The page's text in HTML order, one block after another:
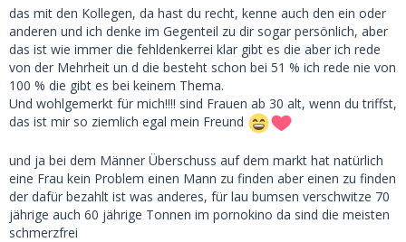
18-jährige SBs können auch ziemlich naiv und nervig sein
und dich in Gesellschaft nicht immer gut aussehen lassen.
Ich habe davon gesprochen, dass der Großteil aller Frauen
keine Probleme hat, mit 30 oder 40 noch einen Mann oder
SD zu finden und das ist ein Fakt.
Wenn sie entsprechend attraktiv sind, klappt es auch mit 70
noch.
Deinen Text mit „Ich will aber nur 18-Jährige“ hättest du dir
daher auch sparen können, Kollege.
das mit den Kollegen, da hast du recht, kenne auch den ein oder
anderen und ich denke im Gegenteil zu dir sogar persönlich, aber
das ist wie immer die fehldenkerrei klar gibt es die aber ich rede
von der Mehrheit un d die besteht schon bei 51 % ich rede nie von
100 % die gibt es bei keinem Thema.
Und wohlgemerkt für mich!!!! sind Frauen ab 30 alt, wenn du triffst,
das ist mir so ziemlich egal mein Freund
und ja bei dem Männer Überschuss auf dem markt hat natürlich
eine Frau kein Problem einen Mann zu finden aber einen zu finden
der dafür bezahlt ist was anderes, für lau bumsen verschwitze 70
jährige auch 60 jährige Tonnen im pornokino da sind die meisten
schmerzfrei